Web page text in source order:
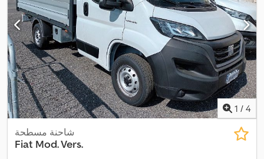
السرعة, مرشح السخام, نظام التحكم في الجر, نظام الفرامل المانعة
للانغلاق (ABS), وصلات المقطورة
1 / 4
شاحنة مسطحة
Fiat Mod. Vers.